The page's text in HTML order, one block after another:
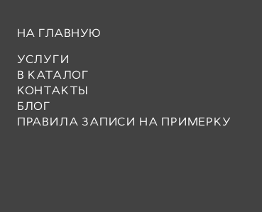
НА ГЛАВНУЮ
УСЛУГИ
В КАТАЛОГ
КОНТАКТЫ
БЛОГ
ПРАВИЛА ЗАПИСИ НА ПРИМЕРКУ